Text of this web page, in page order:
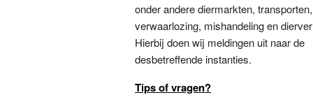
onder andere diermarkten, transporten,
verwaarlozing, mishandeling en
Hierbij doen wij meldingen uit naar de
desbetreffende instanties.
Tips of vragen?